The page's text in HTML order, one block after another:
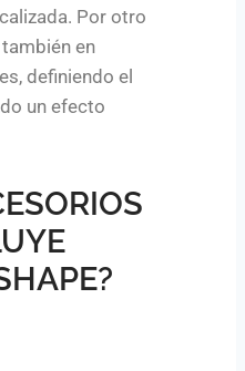
Por otro
también en
definiendo el
un efecto